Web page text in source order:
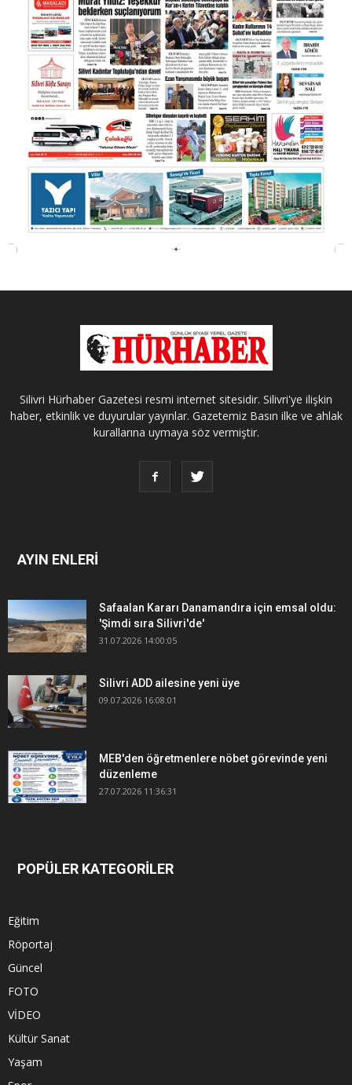
Silivri Hürhaber Gazetesi resmi internet sitesidir. Silivri'ye ilişkin
haber, etkinlik ve duyurular yayınlar. Gazetemiz Basın ilke ve ahlak
kurallarına uymaya söz vermiştir.
AYIN ENLERİ
Safaalan Kararı Danamandıra için emsal oldu:
'Şimdi sıra Silivri'de'
31.07.2026 14:00:05
Silivri ADD ailesine yeni üye
09.07.2026 16:08:01
MEB'den öğretmenlere nöbet görevinde yeni
düzenleme
27.07.2026 11:36:31
POPÜLER KATEGORİLER
Eğitim
Röportaj
Güncel
FOTO
VİDEO
Kültür Sanat
Yaşam